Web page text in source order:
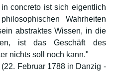
concreto ist sich eigentlich
Wahrheiten
abstraktes Wissen, in die
ist das Geschäft des
nichts soll noch kann."
Februar 1788 in Danzig -